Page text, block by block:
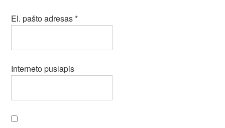
El. pašto adresas*
Interneto puslapis